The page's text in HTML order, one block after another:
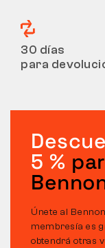
30 días
para
5 %
Únete al
membresía es
obtendrá otras